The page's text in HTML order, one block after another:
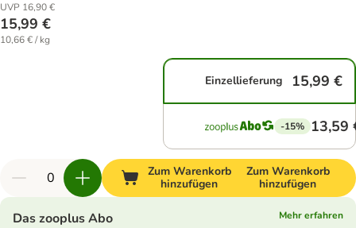
UVP 16,90 €
15,99 €
10,66 € / kg
Einzellieferung 15,99 €
-15% 13,59
Zum Warenkorb
hinzufügen
Zum Warenkorb
hinzufügen
Das zooplus Abo
Mehr erfahren